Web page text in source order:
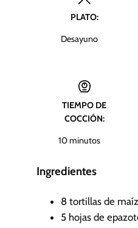
PLATO:
Desayuno
TIEMPO DE
COCCIÓN:
10m
n
o
s
minutos
Ingredientes
8 tortillas de maíz
5 hojas de